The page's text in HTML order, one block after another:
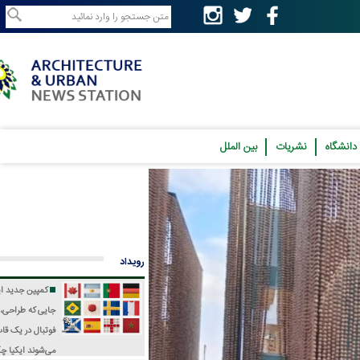
نشریات بین الملل
رویداد
کمپین جدید ایکیا؛
جایی که طراحی، فرهنگ و
فوتبال در یک قاب جمع
ایکیا چگونه جام